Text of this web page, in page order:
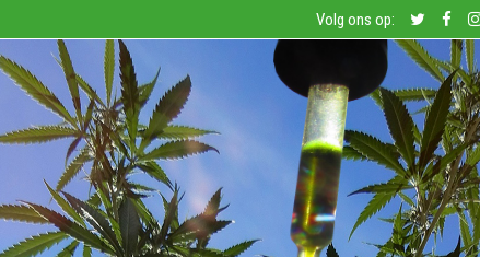
Volg ons op: